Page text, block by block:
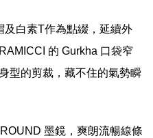
及白素T作為點綴，延續外
的 Gurkha 口袋窄
型的剪裁，藏不住的氣勢瞬
墨鏡，爽朗流暢線條